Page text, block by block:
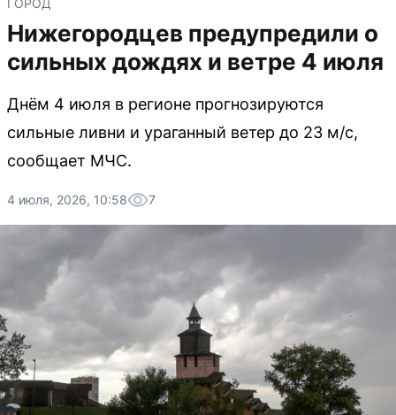
ГОРОД
Нижегородцев предупредили о
сильных дождях и ветре 4 июля
Днём 4 июля в регионе прогнозируются
сильные ливни и ураганный ветер до 23 м/с,
сообщает МЧС.
4 июля, 2026, 10:58 7